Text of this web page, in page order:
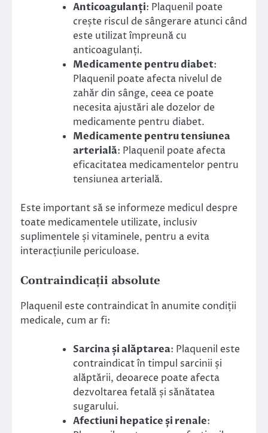
Anticoagulanți: Plaquenil poate
crește riscul de sângerare atunci când
este utilizat împreună cu
anticoagulanți.
Medicamente pentru diabet:
Plaquenil poate afecta nivelul de
zahăr din sânge, ceea ce poate
necesita ajustări ale dozelor de
medicamente pentru diabet.
Medicamente pentru tensiunea
arterială: Plaquenil poate afecta
eficacitatea medicamentelor pentru
tensiunea arterială.
Este important să se informeze medicul despre
toate medicamentele utilizate, inclusiv
suplimentele și vitaminele, pentru a evita
interacțiunile periculoase.
Contraindicații absolute
Plaquenil este contraindicat în anumite condiții
medicale, cum ar fi:
Sarcina și alăptarea: Plaquenil este
contraindicat în timpul sarcinii și
alăptării, deoarece poate afecta
dezvoltarea fetală și sănătatea
sugarului.
Afectiuni hepatice și renale: